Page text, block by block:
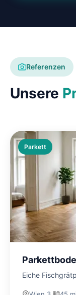
Referenzen
Unsere
Parkett
Eiche